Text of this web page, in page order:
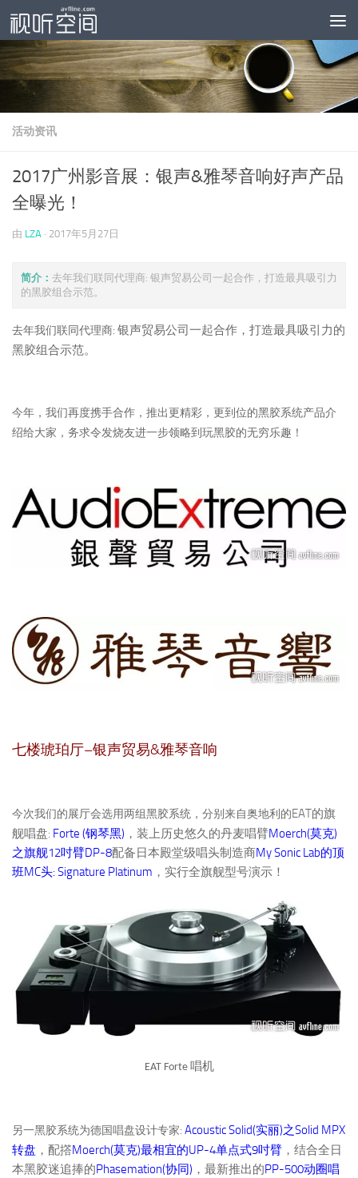
跳至内容
活动资讯
2017广州影音展：银声&雅琴音响好声产品
全曝光！
由 LZA · 2017年5月27日
简介： 去年我们联同代理商: 银声贸易公司一起合作，打造最具吸引力
的黑胶组合示范。
去年我们联同代理商: 银声贸易公司一起合作，打造最具吸引力的
黑胶组合示范。
今年，我们再度携手合作，推出更精彩，更到位的黑胶系统产品介
绍给大家，务求令发烧友进一步领略到玩黑胶的无穷乐趣！
七楼琥珀厅–银声贸易&雅琴音响
今次我们的展厅会选用两组黑胶系统，分别来自奥地利的EAT的旗
舰唱盘: Forte (钢琴黑) ，装上历史悠久的丹麦唱臂Moerch(莫克)
之旗舰12吋臂DP-8配备日本殿堂级唱头制造商My Sonic Lab的顶
班MC头: Signature Platinum ，实行全旗舰型号演示！
EAT Forte 唱机
另一黑胶系统为德国唱盘设计专家: Acoustic Solid(实丽)之Solid MPX
转盘 ，配撘Moerch(莫克)最相宜的UP-4单点式9吋臂 ，结合全日
本黑胶迷追捧的Phasemation(协同) ，最新推出的PP-500动圈唱